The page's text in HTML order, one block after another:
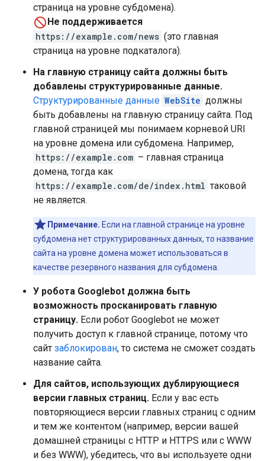
страница на уровне субдомена).
Не поддерживается
https://example.com/news (это главная
страница на уровне подкаталога).
На главную страницу сайта должны быть
добавлены структурированные данные.
Структурированные данные WebSite должны
быть добавлены на главную страницу сайта. Под
главной страницей мы понимаем корневой URI
на уровне домена или субдомена. Например,
https://example.com – главная страница
домена, тогда как
https://example.com/de/index.html таковой
не является.
Примечание. Если на главной странице на уровне
субдомена нет структурированных данных, то название
сайта на уровне домена может использоваться в
качестве резервного названия для субдомена.
У робота Googlebot должна быть
возможность просканировать главную
страницу. Если робот Googlebot не может
получить доступ к главной странице, потому что
сайт заблокирован, то система не сможет создать
название сайта.
Для сайтов, использующих дублирующиеся
версии главных страниц. Если у вас есть
повторяющиеся версии главных страниц с одним
и тем же контентом (например, версии вашей
домашней страницы с HTTP и HTTPS или с WWW
и без WWW), убедитесь, что вы используете одни